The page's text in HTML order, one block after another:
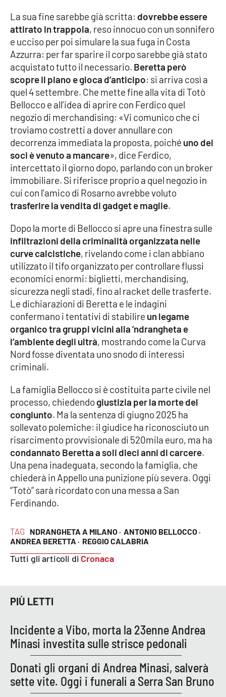
TAG NDRANGHETA A MILANO · ANTONIO BELLOCCO ·
ANDREA BERETTA · REGGIO CALABRIA
Tutti gli articoli di Cronaca
La sua fine sarebbe già scritta: dovrebbe essere
attirato in trappola, reso innocuo con un sonnifero
e ucciso per poi simulare la sua fuga in Costa
Azzurra: per far sparire il corpo sarebbe già stato
acquistato tutto il necessario. Beretta però
scopre il piano e gioca d’anticipo: si arriva così a
quel 4 settembre. Che mette fine alla vita di Totò
Bellocco e all’idea di aprire con Ferdico quel
negozio di merchandising: «Vi comunico che ci
troviamo costretti a dover annullare con
decorrenza immediata la proposta, poiché uno dei
soci è venuto a mancare», dice Ferdico,
intercettato il giorno dopo, parlando con un broker
immobiliare. Si riferisce proprio a quel negozio in
cui con l'amico di Rosarno avrebbe voluto
trasferire la vendita di gadget e maglie.
Dopo la morte di Bellocco si apre una finestra sulle
infiltrazioni della criminalità organizzata nelle
curve calcistiche, rivelando come i clan abbiano
utilizzato il tifo organizzato per controllare flussi
economici enormi: biglietti, merchandising,
sicurezza negli stadi, fino al racket delle trasferte.
Le dichiarazioni di Beretta e le indagini
confermano i tentativi di stabilire un legame
organico tra gruppi vicini alla ’ndrangheta e
l’ambiente degli ultrà, mostrando come la Curva
Nord fosse diventata uno snodo di interessi
criminali.
La famiglia Bellocco si è costituita parte civile nel
processo, chiedendogiustizia per la morte del
congiunto. Ma la sentenza di giugno 2025 ha
sollevato polemiche: il giudice ha riconosciuto un
risarcimento provvisionale di 520mila euro, ma ha
condannato Beretta a soli dieci anni di carcere.
Una pena inadeguata, secondo la famiglia, che
chiederà in Appello una punizione più severa. Oggi
“Totò” sarà ricordato con una messa a San
Ferdinando.
PIÙ LETTI
Incidente a Vibo, morta la 23enne Andrea
Minasi investita sulle strisce pedonali
Donati gli organi di Andrea Minasi, salverà
sette vite. Oggi i funerali a Serra San Bruno